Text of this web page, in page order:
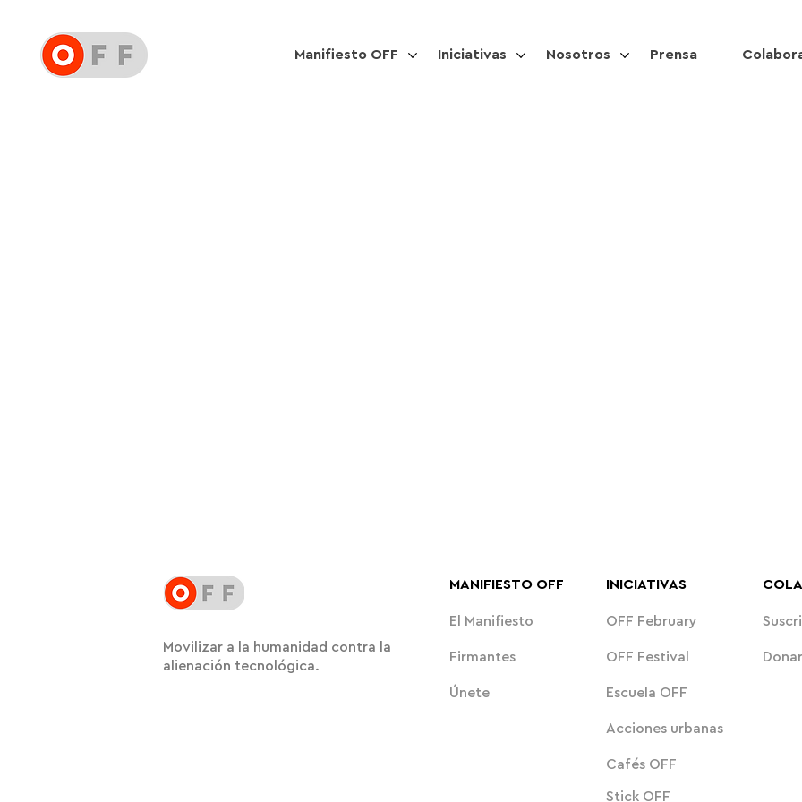
Manifiesto OFF Iniciativas Nosotros Prensa
Movilizar a la humanidad contra la
alienación tecnológica.
MANIFIESTO OFF
El Manifiesto
Firmantes
Únete
INICIATIVAS
OFF February
OFF Festival Donar
Escuela OFF
Acciones urbanas
Cafés OFF
Stick OFF